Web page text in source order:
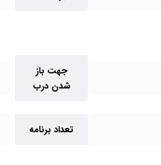
جهت باز
شدن درب
تعداد برنامه